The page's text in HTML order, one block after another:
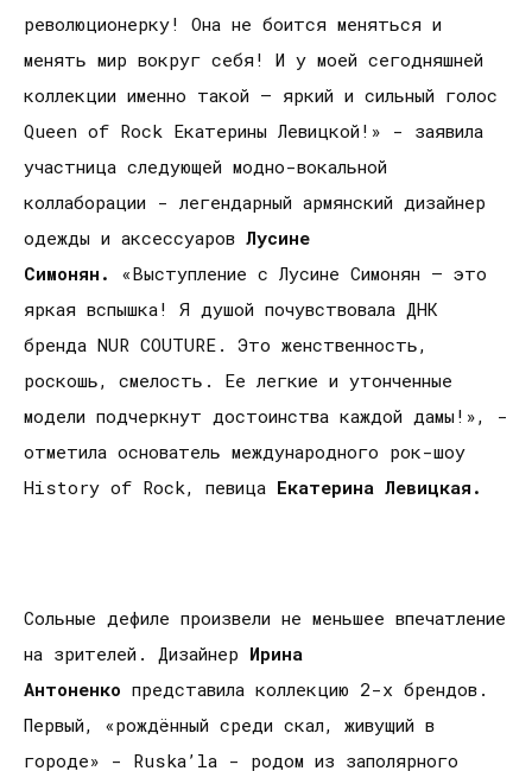
революционерку! Она не боится меняться и
менять мир вокруг себя! И у моей сегодняшней
коллекции именно такой – яркий и сильный голос
Queen of Rock Екатерины Левицкой!» - заявила
участница следующей модно-вокальной
коллаборации - легендарный армянский дизайнер
одежды и аксессуаров Лусине
Симонян.
«Выступление с Лусине Симонян – это
яркая вспышка! Я душой почувствовала ДНК
бренда NUR COUTURE. Это женственность,
роскошь, смелость. Ее легкие и утонченные
модели подчеркнут достоинства каждой дамы!», -
отметила основатель международного рок-шоу
History of Rock, певица Екатерина Левицкая.
Сольные дефиле произвели не меньшее впечатление
на зрителей. Дизайнер Ирина
Антоненко представила коллекцию 2-х брендов.
Первый, «рождённый среди скал, живущий в
городе» - Ruska’la - родом из заполярного